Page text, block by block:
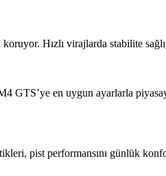
Hızlı virajlarda stabilite
GTS’ye en uygun ayarlarla
pist performansını günlük